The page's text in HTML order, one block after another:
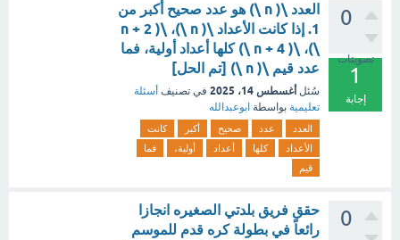
0
تصويتات
1
إجابة
العدد \( n \) هو عدد صحيح أكبر من
1. إذا كانت الأعداد \( n \)، \( n + 2
\)، \( n + 4 \) كلها أعداد أولية، فما
عدد قيم \( n \) [تم الحل]
سُئل أغسطس 14، 2025 في تصنيف أسئلة
تعليمية بواسطة ابوعبدالله
العدد عدد صحيح أكبر
كانت
الأعداد
كلها أعداد أولية،
فما
قيم
0
حقق فريق بلدتي الصغيره انجازا
رائعاً في بطولة كره قدم للموسم